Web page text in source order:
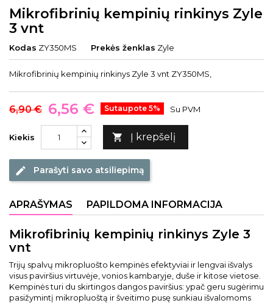
Mikrofibrinių kempinių rinkinys Zyle
3 vnt
Kodas ZY350MS Prekės ženklas Zyle
Mikrofibrinių kempinių rinkinys Zyle 3 vnt ZY350MS,
6,90 € 6,56 € Sutaupote 5% Su PVM
Kiekis  Į krepšelį
edit Parašyti savo atsiliepimą
APRAŠYMAS PAPILDOMA INFORMACIJA
Mikrofibrinių kempinių rinkinys Zyle 3
vnt
Trijų spalvų mikropluošto kempinės efektyviai ir lengvai išvalys
visus paviršius virtuvėje, vonios kambaryje, duše ir kitose vietose.
Kempinės turi du skirtingos dangos paviršius: ypač geru sugėrimu
pasižymintį mikropluoštą ir šveitimo pusę sunkiau išvalomoms